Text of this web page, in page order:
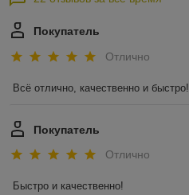
Покупатель
Отлично
Всё отлично, качественно и быстро!
Покупатель
Отлично
Быстро и качественно!